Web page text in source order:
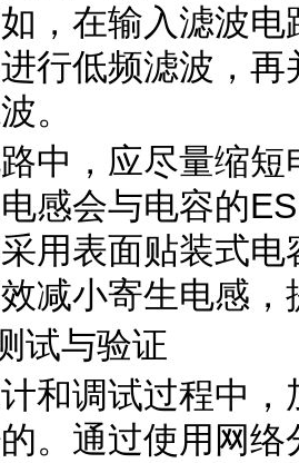
，在输入滤波
行低频滤波，
。
中，应尽量缩
感会与电容的
用表面贴装式
减小寄生电感
试与验证
和调试过程中
。通过使用网